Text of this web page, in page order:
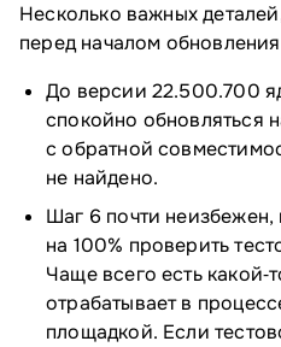
Несколько важных
перед началом
До версии 22.500.700
спокойно обновляться
с обратной
не найдено.
Шаг 6 почти неизбежен,
на 100% проверить
Чаще всего есть
отрабатывает в
площадкой. Если